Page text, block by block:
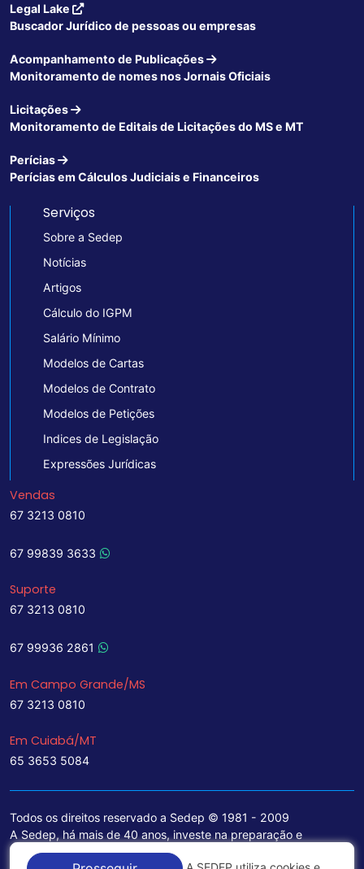
Legal Lake
Buscador Jurídico de pessoas ou empresas
Acompanhamento de Publicações
Monitoramento de nomes nos Jornais Oficiais
Licitações
Monitoramento de Editais de Licitações do MS e MT
Perícias
Perícias em Cálculos Judiciais e Financeiros
Serviços
Sobre a Sedep
Notícias
Artigos
Cálculo do IGPM
Salário Mínimo
Modelos de Cartas
Modelos de Contrato
Modelos de Petições
Indices de Legislação
Expressões Jurídicas
Vendas
67 3213 0810
67 99839 3633
Suporte
67 3213 0810
67 99936 2861
Em Campo Grande/MS
67 3213 0810
Em Cuiabá/MT
65 3653 5084
Todos os direitos reservado a Sedep © 1981 - 2009
A Sedep, há mais de 40 anos, investe na preparação e
treinamento de funcionários e na aquisição de tecnologia de